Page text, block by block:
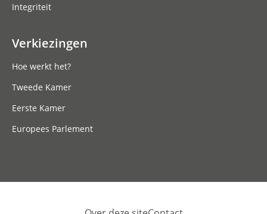
Integriteit
Verkiezingen
Hoe werkt het?
Tweede Kamer
Eerste Kamer
Europees Parlement